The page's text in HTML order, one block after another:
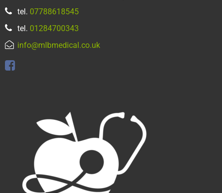
tel. 07788618545
tel. 01284700343
info@mlbmedical.co.uk